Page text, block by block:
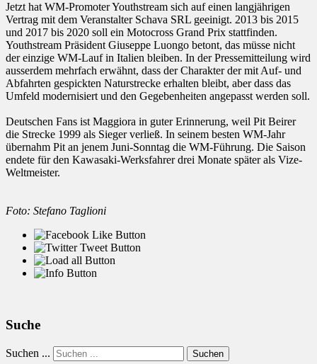
Jetzt hat WM-Promoter Youthstream sich auf einen langjährigen
Vertrag mit dem Veranstalter Schava SRL geeinigt. 2013 bis 2015
und 2017 bis 2020 soll ein Motocross Grand Prix stattfinden.
Youthstream Präsident Giuseppe Luongo betont, das müsse nicht
der einzige WM-Lauf in Italien bleiben. In der Pressemitteilung wird
ausserdem mehrfach erwähnt, dass der Charakter der mit Auf- und
Abfahrten gespickten Naturstrecke erhalten bleibt, aber dass das
Umfeld modernisiert und den Gegebenheiten angepasst werden soll.
Deutschen Fans ist Maggiora in guter Erinnerung, weil Pit Beirer
die Strecke 1999 als Sieger verließ. In seinem besten WM-Jahr
übernahm Pit an jenem Juni-Sonntag die WM-Führung. Die Saison
endete für den Kawasaki-Werksfahrer drei Monate später als Vize-
Weltmeister.
Foto: Stefano Taglioni
Suche
Suchen ... Suchen